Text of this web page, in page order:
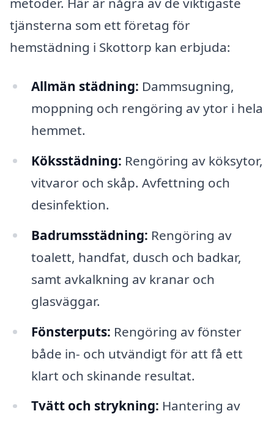
tjänsterna som ett företag för
hemstädning i Skottorp kan erbjuda:
Allmän städning: Dammsugning,
moppning och rengöring av ytor i hela
hemmet.
Köksstädning: Rengöring av köksytor,
vitvaror och skåp. Avfettning och
desinfektion.
Badrumsstädning: Rengöring av
toalett, handfat, dusch och badkar,
samt avkalkning av kranar och
glasväggar.
Fönsterputs: Rengöring av fönster
både in- och utvändigt för att få ett
klart och skinande resultat.
Tvätt och strykning: Hantering av